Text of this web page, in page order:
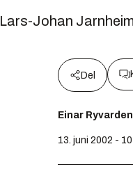
Lars-Johan
Del
Einar Ryvarden
13. juni 2002 -